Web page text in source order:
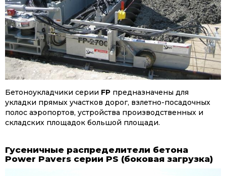
Бетоноукладчики серии FP предназначены для
укладки прямых участков дорог, взлетно-посадочных
полос аэропортов, устройства производственных и
складских площадок большой площади.
Гусеничные распределители бетона
Power Pavers серии PS (боковая загрузка)